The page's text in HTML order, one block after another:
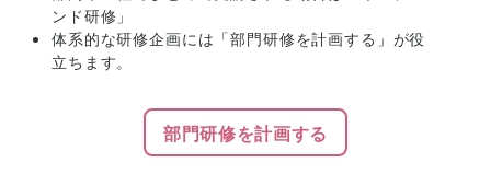
ンド研修」
体系的な研修企画には「部門研修を計画する」が役
立ちます。
部門研修を計画する